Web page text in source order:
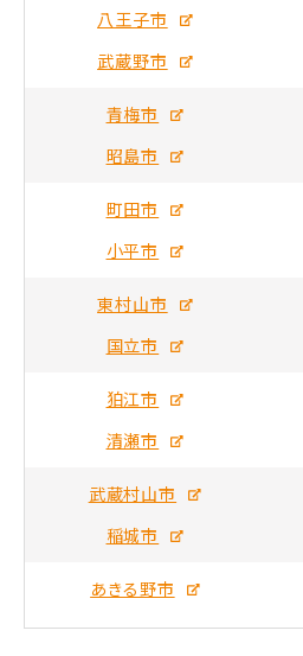
八王子市
武蔵野市
青梅市
昭島市
町田市
小平市
東村山市
国立市
狛江市
清瀬市
武蔵村山市
稲城市
あきる野市